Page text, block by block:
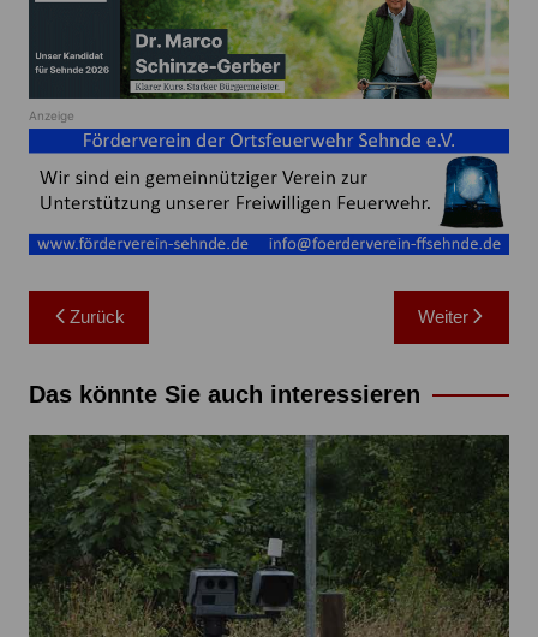
Anzeige
Beitragsnavigation
Zurück Weiter
Das könnte Sie auch interessieren